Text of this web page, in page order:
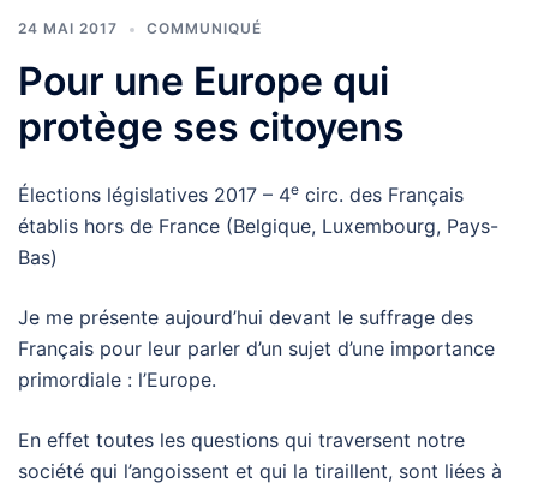
24 MAI 2017 COMMUNIQUÉ
Pour une Europe qui
protège ses citoyens
Élections législatives 2017 – 4e circ. des Français
établis hors de France (Belgique, Luxembourg, Pays-
Bas)
Je me présente aujourd’hui devant le suffrage des
Français pour leur parler d’un sujet d’une importance
primordiale : l’Europe.
En effet toutes les questions qui traversent notre
société qui l’angoissent et qui la tiraillent, sont liées à